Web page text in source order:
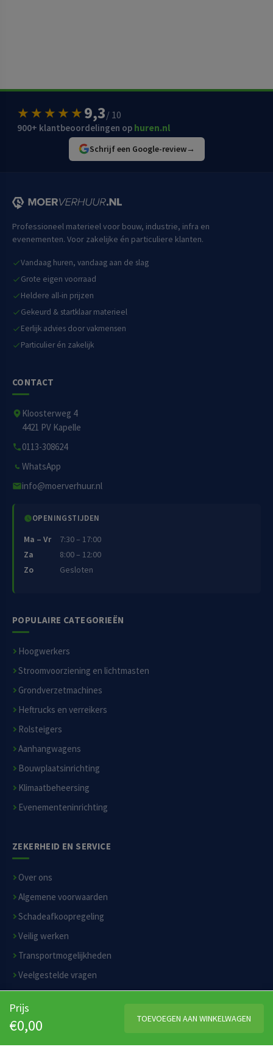
Prijs
€0,00 TOEVOEGEN AAN WINKELWAGEN
★★★★★9,3/ 10
900+ klantbeoordelingen op huren.nl
Schrijf een Google-review→
Professioneel materieel voor bouw, industrie, infra en
evenementen. Voor zakelijke én particuliere klanten.
Vandaag huren, vandaag aan de slag
Grote eigen voorraad
Heldere all-in prijzen
Gekeurd & startklaar materieel
Eerlijk advies door vakmensen
Particulier én zakelijk
CONTACT
Kloosterweg 4
4421 PV Kapelle
0113-308624
WhatsApp
info@moerverhuur.nl
OPENINGSTIJDEN
Ma – Vr
7:30 – 17:00
Za
8:00 – 12:00
Zo
Gesloten
POPULAIRE CATEGORIEËN
Hoogwerkers
Stroomvoorziening en lichtmasten
Grondverzetmachines
Heftrucks en verreikers
Rolsteigers
Aanhangwagens
Bouwplaatsinrichting
Klimaatbeheersing
Evenementeninrichting
ZEKERHEID EN SERVICE
Over ons
Algemene voorwaarden
Schadeafkoopregeling
Veilig werken
Transportmogelijkheden
Veelgestelde vragen
Privacyverklaring
Disclaimer